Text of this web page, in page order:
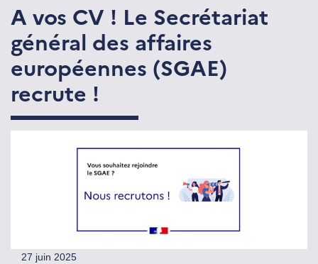
A vos CV ! Le Secrétariat
général des affaires
européennes (SGAE)
recrute !
27 juin 2025